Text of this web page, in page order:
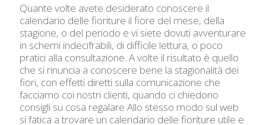
Quante volte avete desiderato conoscere il
calendario delle fioriture il fiore del mese, della
stagione, o del periodo e vi siete dovuti avventurare
in schemi indecifrabili, di difficile lettura, o poco
pratici alla consultazione. A volte il risultato è quello
che si rinuncia a conoscere bene la stagionalità dei
fiori, con effetti diretti sulla comunicazione che
facciamo coi nostri clienti, quando ci chiedono
consigli su cosa regalare Allo stesso modo sul web
si fatica a trovare un calendario delle fioriture utile e